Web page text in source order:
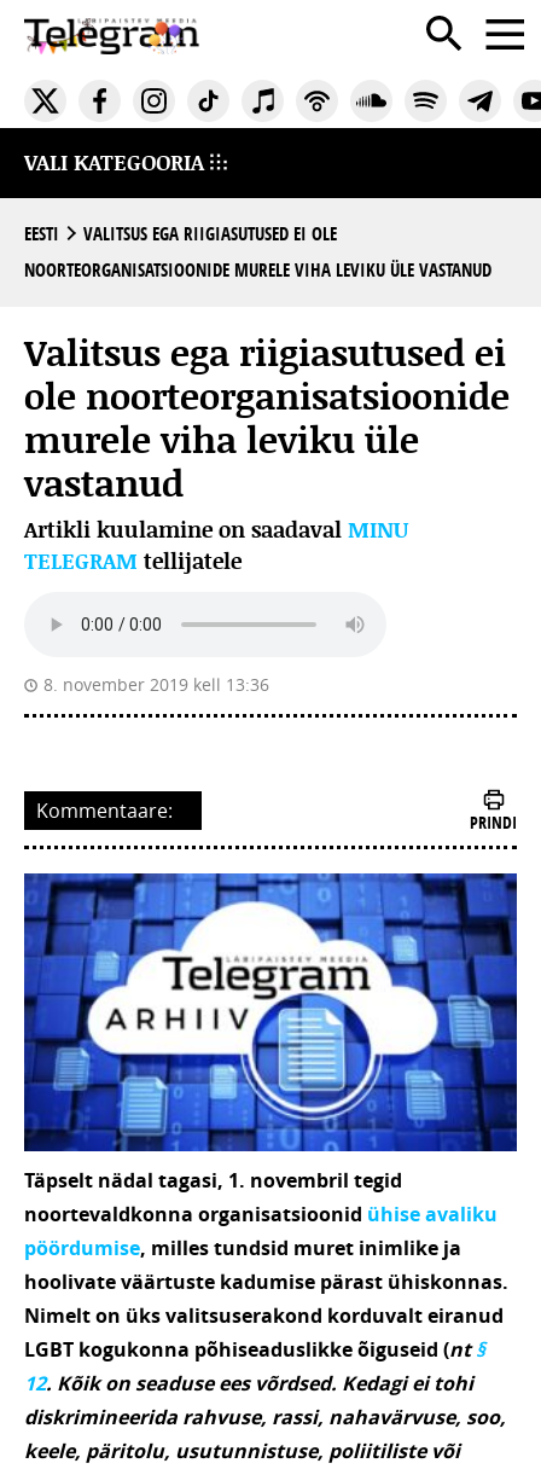
VALI KATEGOORIA
EESTI
VALITSUS EGA RIIGIASUTUSED EI OLE
NOORTEORGANISATSIOONIDE MURELE VIHA LEVIKU ÜLE VASTANUD
Valitsus ega riigiasutused ei
ole noorteorganisatsioonide
murele viha leviku üle
vastanud
Artikli kuulamine on saadaval MINU
TELEGRAM tellijatele
8. november 2019 kell 13:36
Kommentaare: PRINDI
Täpselt nädal tagasi, 1. novembril tegid
noortevaldkonna organisatsioonid ühise avaliku
pöördumise, milles tundsid muret inimlike ja
hoolivate väärtuste kadumise pärast ühiskonnas.
Nimelt on üks valitsuserakond korduvalt eiranud
LGBT kogukonna põhiseaduslikke õiguseid (nt§
12. Kõik on seaduse ees võrdsed. Kedagi ei tohi
diskrimineerida rahvuse, rassi, nahavärvuse, soo,
keele, päritolu, usutunnistuse, poliitiliste või